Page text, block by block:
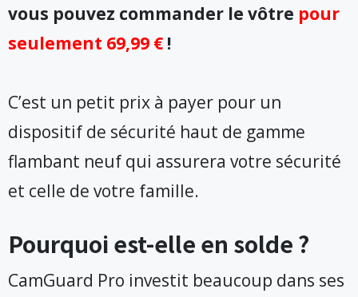
vous pouvez commander le vôtre pour
seulement 69,99 € !
C’est un petit prix à payer pour un
dispositif de sécurité haut de gamme
flambant neuf qui assurera votre sécurité
et celle de votre famille.
Pourquoi est-elle en solde ?
CamGuard Pro investit beaucoup dans ses